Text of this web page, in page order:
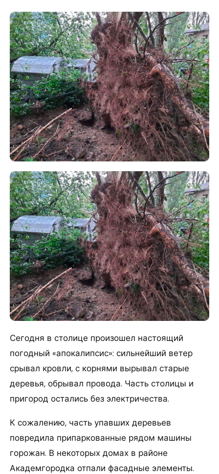
Сегодня в столице произошел настоящий
погодный «апокалипсис»: сильнейший ветер
срывал кровли, с корнями вырывал старые
деревья, обрывал провода. Часть столицы и
пригород остались без электричества.
К сожалению, часть упавших деревьев
повредила припаркованные рядом машины
горожан. В некоторых домах в районе
Академгородка отпали фасадные элементы.